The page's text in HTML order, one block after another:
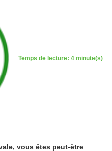
Temps de lecture: 4 minute(s)
vous êtes peut-être